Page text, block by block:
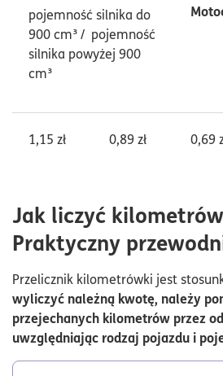
pojemność silnika do
900 cm³ / pojemność
silnika powyżej 900
cm³
1,15 zł 0,89 zł 0,69
Jak liczyć
Praktyczny
Przelicznik kilometrówki jest
wyliczyć należną kwotę, należy
przejechanych kilometrów przez
uwzględniając rodzaj pojazdu i